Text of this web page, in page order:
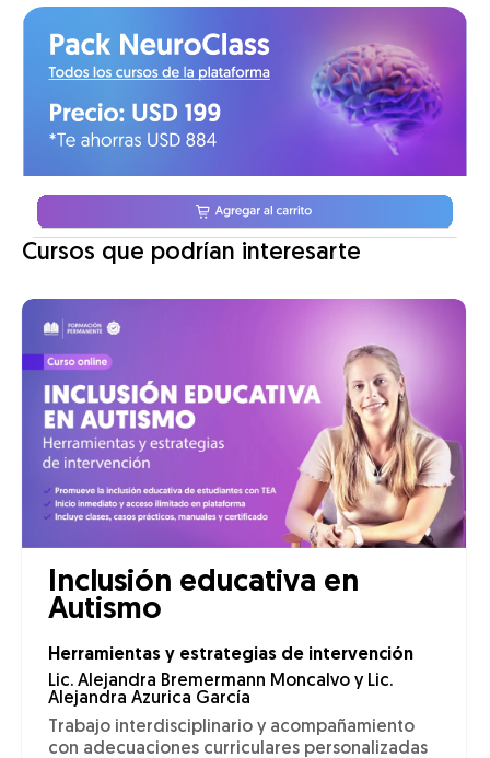
Cursos que podrían interesarte
Inclusión educativa en
Autismo
Herramientas y estrategias de intervención
Lic. Alejandra Bremermann Moncalvo y Lic.
Alejandra Azurica García
Trabajo interdisciplinario y acompañamiento
con adecuaciones curriculares personalizadas